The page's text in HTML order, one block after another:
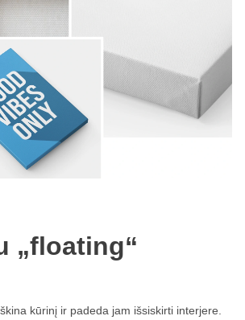
„floating“
kūrinį ir padeda jam išsiskirti interjere.